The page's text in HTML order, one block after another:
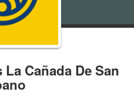
Cañada De San